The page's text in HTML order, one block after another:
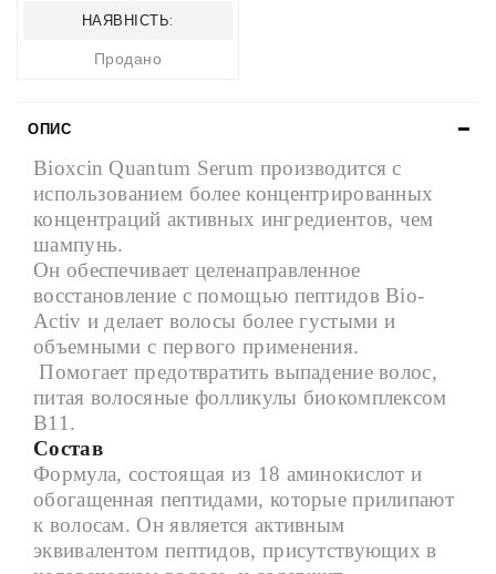
НАЯВНІСТЬ:
Продано
ОПИС
Bioxcin Quantum Serum производится с
использованием более концентрированных
концентраций активных ингредиентов, чем
шампунь.
Он обеспечивает целенаправленное
восстановление с помощью пептидов Bio-
Activ и делает волосы более густыми и
объемными с первого применения.
Помогает предотвратить выпадение волос,
питая волосяные фолликулы биокомплексом
B11.
Состав
Формула, состоящая из 18 аминокислот и
обогащенная пептидами, которые прилипают
к волосам. Он является активным
эквивалентом пептидов, присутствующих в